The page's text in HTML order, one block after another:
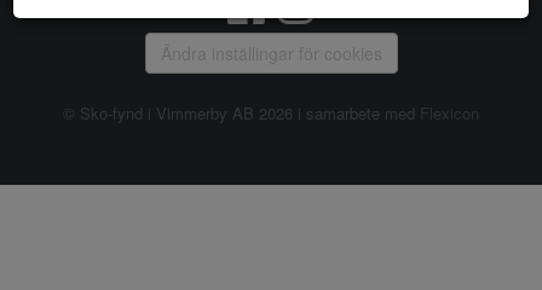
Ändra inställingar för cookies
© Sko-fynd i Vimmerby AB 2026 i samarbete med Flexicon